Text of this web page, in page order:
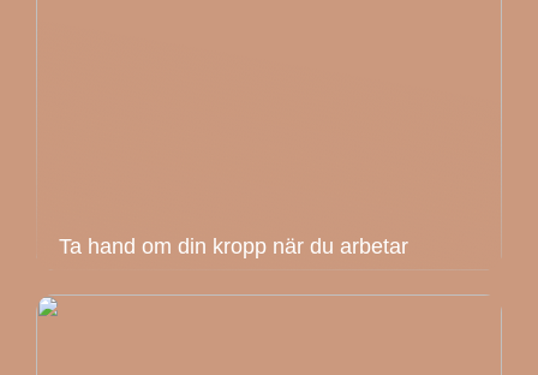
Ta hand om din kropp när du arbetar